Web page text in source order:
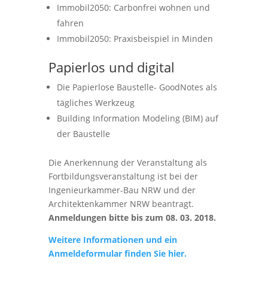
Immobil2050: Carbonfrei wohnen und
fahren
Immobil2050: Praxisbeispiel in Minden
Papierlos und digital
Die Papierlose Baustelle- GoodNotes als
tägliches Werkzeug
Building Information Modeling (BIM) auf
der Baustelle
Die Anerkennung der Veranstaltung als
Fortbildungsveranstaltung ist bei der
Ingenieurkammer-Bau NRW und der
Architektenkammer NRW beantragt.
Anmeldungen bitte bis zum 08. 03. 2018.
Weitere Informationen und ein
Anmeldeformular finden Sie hier.